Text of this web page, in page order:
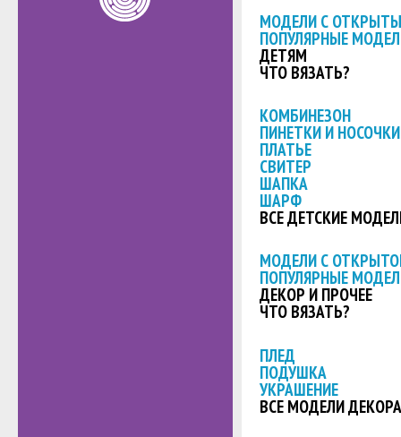
МОДЕЛИ С
ПОПУЛЯРНЫЕ
ДЕТЯМ
ЧТО ВЯЗАТЬ?
КОМБИНЕЗОН
ПИНЕТКИ И НОСОЧКИ
ПЛАТЬЕ
СВИТЕР
ШАПКА
ШАРФ
ВСЕ ДЕТСКИЕ
МОДЕЛИ С
ПОПУЛЯРНЫЕ
ДЕКОР И ПРОЧЕЕ
ЧТО ВЯЗАТЬ?
ПЛЕД
ПОДУШКА
УКРАШЕНИЕ
ВСЕ МОДЕЛИ ДЕКОРА